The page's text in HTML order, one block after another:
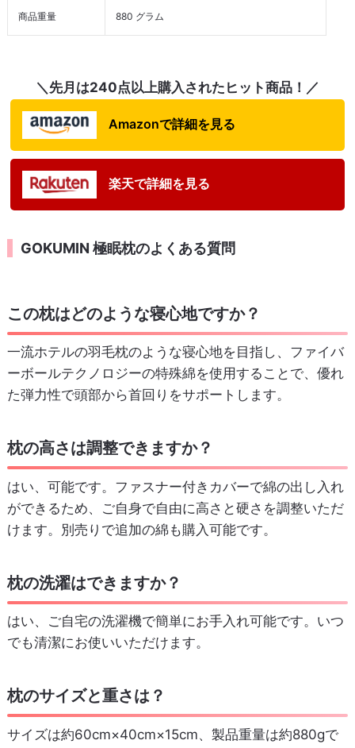
商品重量 880 グラム
＼先月は240点以上購入されたヒット商品！／
Amazonで詳細を見る
楽天で詳細を見る
GOKUMIN 極眠枕のよくある質問
この枕はどのような寝心地ですか？
一流ホテルの羽毛枕のような寝心地を目指し、ファイバ
ーボールテクノロジーの特殊綿を使用することで、優れ
た弾力性で頭部から首回りをサポートします。
枕の高さは調整できますか？
はい、可能です。ファスナー付きカバーで綿の出し入れ
ができるため、ご自身で自由に高さと硬さを調整いただ
けます。別売りで追加の綿も購入可能です。
枕の洗濯はできますか？
はい、ご自宅の洗濯機で簡単にお手入れ可能です。いつ
でも清潔にお使いいただけます。
枕のサイズと重さは？
サイズは約60cm×40cm×15cm、製品重量は約880gで